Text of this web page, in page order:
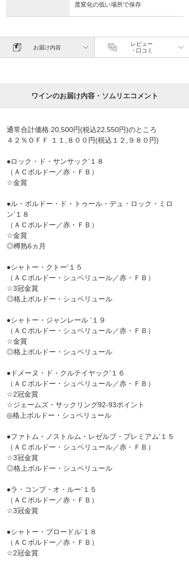
度変化の低い場所で保存
お届け内容
レビュー
・口コミ
ワインのお届け内容・ソムリエコメント
通常合計価格:20,500円(税込22,550円)のところ
４２％ＯＦＦ １１,８００円(税込１２,９８０円)
●ロック・ド・サンサック’１８
（ＡＣボルドー／赤・ＦＢ）
☆金賞
●ル・ボルドー・ド・トゥール・デュ・ロック・ミロ
ン’１８
（ＡＣボルドー／赤・ＦＢ）
☆金賞
◎樽熟6ヵ月
●シャトー・クトー’１５
（ＡＣボルドー・シュペリュール／赤・ＦＢ）
☆3冠金賞
◎格上ボルドー・シュペリュール
●シャトー・ジャンレール ’１９
（ＡＣボルドー・シュペリュール／赤・ＦＢ）
☆金賞
◎格上ボルドー・シュペリュール
●ドメーヌ・ド・クルテイヤック’１６
（ＡＣボルドー・シュペリュール／赤・ＦＢ）
☆2冠金賞
☆ジェームズ・サックリング92-93ポイント
◎格上ボルドー・シュペリュール
●ファトム・ノストルム・レゼルブ・プレミアム’１５
（ＡＣボルドー・シュペリュール／赤・ＦＢ）
☆3冠金賞
◎格上ボルドー・シュペリュール
●ラ・コンブ・オ・ルー’１５
（ＡＣボルドー／赤・ＦＢ）
☆3冠金賞
●シャトー・ブロードル’１８
（ＡＣボルドー／赤・ＦＢ）
☆2冠金賞